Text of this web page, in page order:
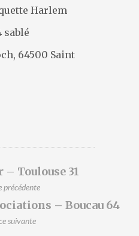
Harlem
sablé
64500 Saint
Toulouse 31
précédente
– Boucau 64
suivante